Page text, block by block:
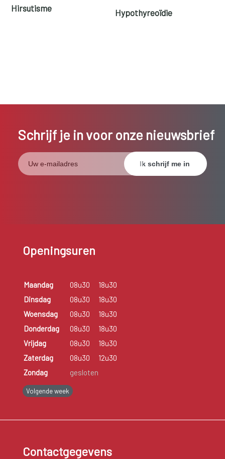
Hirsutisme Hypothyreoïdie
Schrijf je in voor onze nieuwsbrief
Openingsuren
Maandag 08u30
18u30
Dinsdag
08u30
18u30
Woensdag
08u30
18u30
Donderdag
08u30
18u30
Vrijdag
08u30
18u30
Zaterdag
08u30
12u30
Zondag
gesloten
Volgende week
Contactgegevens